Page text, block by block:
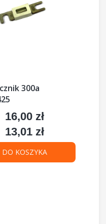
300a
Cena
16,00 zł
Cena
13,01 zł
DO KOSZYKA